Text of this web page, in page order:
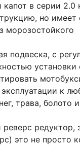
в серии 2.0
но
морозостойкого
подвеска, с
установки
к
трава, болото
редуктор,
это не просто